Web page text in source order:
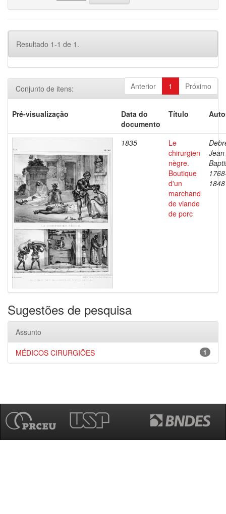
Resultado 1-1 de 1.
Anterior 1 Próximo
Conjunto de itens:
Pré-visualização
Data do
documento
Título
1835
Le
chirurgien
nègre.
Boutique
d'un
marchand
de viande
de porc
Jean
1848
Sugestões de pesquisa
Assunto
1
MÉDICOS CIRURGIÕES